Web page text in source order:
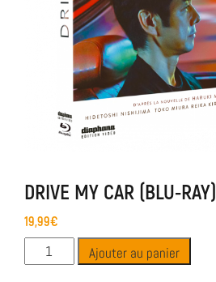
DRIVE MY CAR (BLU-RAY)
19,99€
Ajouter au panier